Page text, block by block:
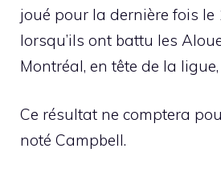
joué pour la dernière fois le
lorsqu’ils ont battu les
Montréal, en tête de la ligue,
Ce résultat ne comptera
noté Campbell.